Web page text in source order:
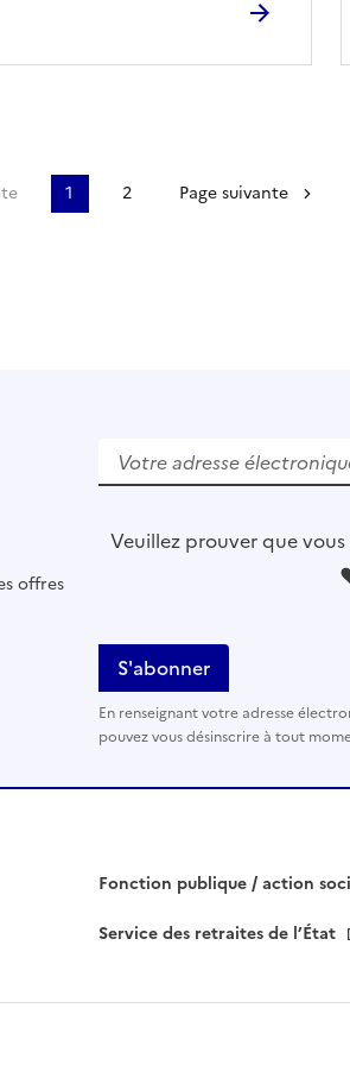
1 2 Page suivante
offres
u
l
i
s
e
e
h
Veuillez prouver que
En renseignant votre adresse
pouvez vous désinscrire à tout
Fonction publique / action
Service des retraites de l’État